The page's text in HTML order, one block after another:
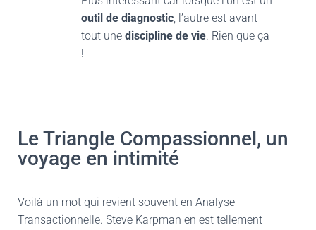
outil de diagnostic, l’autre est avant
tout une discipline de vie. Rien que ça
!
Le Triangle Compassionnel, un
voyage en intimité
Voilà un mot qui revient souvent en Analyse
Transactionnelle. Steve Karpman en est tellement